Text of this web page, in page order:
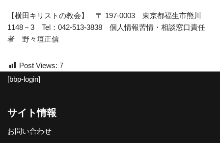
【横田キリストの教会】 〒 197-0003 東京都福生市熊川
1148－3 Tel：042-513-3838 個人情報苦情・相談窓口責任
者 野々垣正信
Post Views: 7
[bbp-login]
サイト情報
お問い合わせ